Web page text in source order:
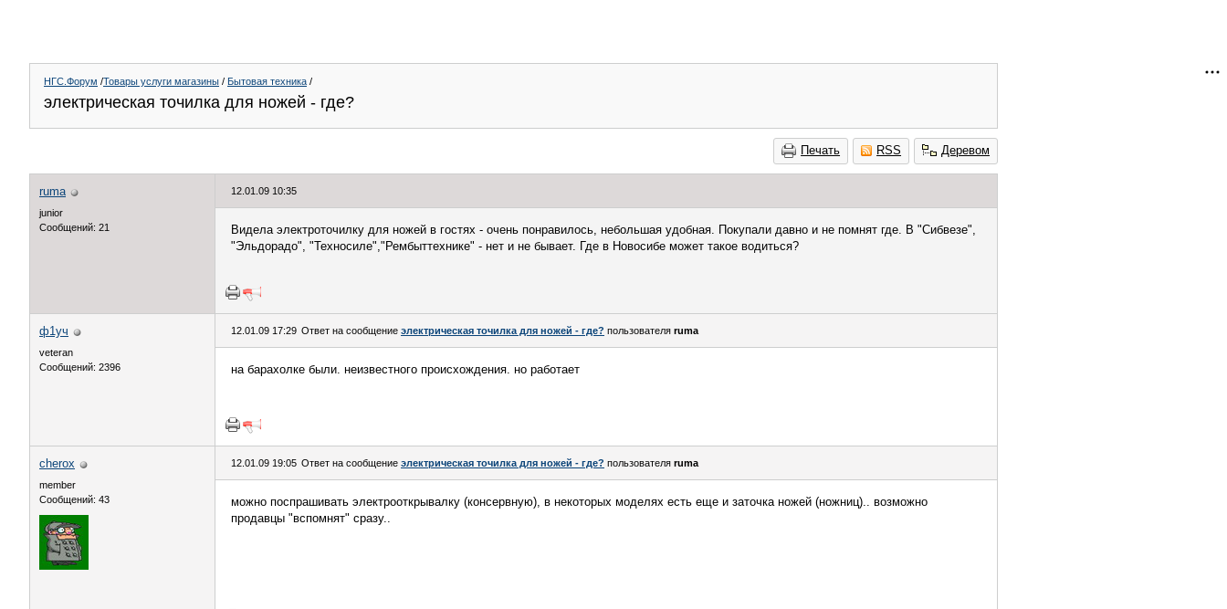
НГС.Форум /Товары услуги магазины / Бытовая техника /
электрическая точилка для ножей - где?
Печать RSS Деревом
ruma
junior
Сообщений: 21
12.01.09 10:35
Видела электроточилку для ножей в гостях - очень понравилось, небольшая удобная. Покупали давно и не помнят где. В "Сибвезе",
"Эльдорадо", "Техносиле","Рембыттехнике" - нет и не бывает. Где в Новосибе может такое водиться?
ф1уч
veteran
Сообщений: 2396
12.01.09 17:29 Ответ на сообщение электрическая точилка для ножей - где? пользователя ruma
на барахолке были. неизвестного происхождения. но работает
cherox
member
Сообщений: 43
12.01.09 19:05 Ответ на сообщение электрическая точилка для ножей - где? пользователя ruma
можно поспрашивать электрооткрывалку (консервную), в некоторых моделях есть еще и заточка ножей (ножниц).. возможно
продавцы "вспомнят" сразу..